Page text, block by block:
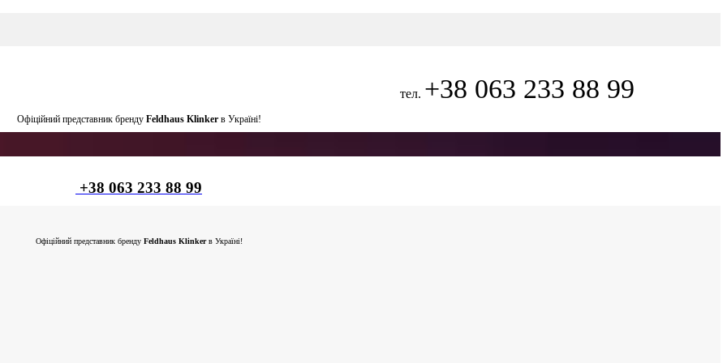
Офіційний представник бренду Feldhaus Klinkerв Україні!
тел. +38 063 233 88 99
+38 063 233 88 99
Офіційний представник бренду Feldhaus Klinkerв Україні!